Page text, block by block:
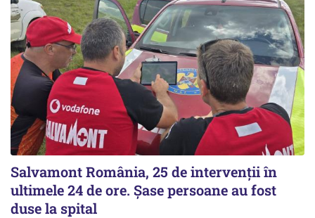
Salvamont România, 25 de intervenții în
ultimele 24 de ore. Șase persoane au fost
duse la spital